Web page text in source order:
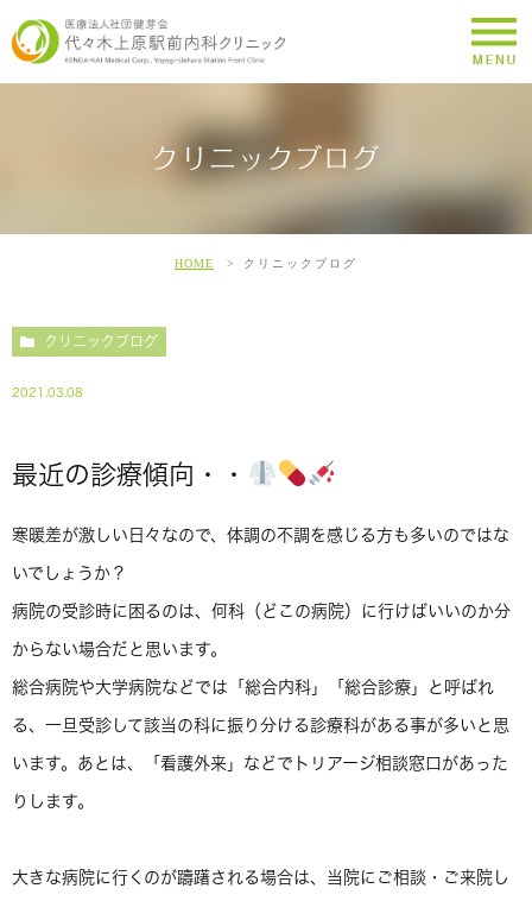
クリニックブログ
HOME クリニックブログ
クリニックブログ
2021.03.08
最近の診療傾向・・
寒暖差が激しい日々なので、体調の不調を感じる方も多いのではな
いでしょうか？
病院の受診時に困るのは、何科（どこの病院）に行けばいいのか分
からない場合だと思います。
総合病院や大学病院などでは「総合内科」「総合診療」と呼ばれ
る、一旦受診して該当の科に振り分ける診療科がある事が多いと思
います。あとは、「看護外来」などでトリアージ相談窓口があった
りします。
大きな病院に行くのが躊躇される場合は、当院にご相談・ご来院し